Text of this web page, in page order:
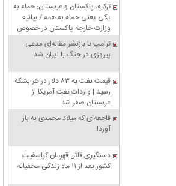
ترکیه، پاکستان و عربستان: حمله به
یکی یعنی حمله به همه / بیانیه
وزارت خارجه پاکستان در خصوص
پیمان دفاعی مشترک مکه
ترامپ با بازنشر مقاله‌ای مدعی
پیروزی در جنگ با ایران شد
قیمت نفت به ۸۳ دلار در هر بشکه
رسید | واردات نفت آمریکا از
عربستان صفر شد
فاجعه‌ای که میلاد محمدی به بار
آورد!
دستگیری قاتل قهرمان کراسفیت
کشور بعد از ۱۱ ماه زندگی مخفیانه